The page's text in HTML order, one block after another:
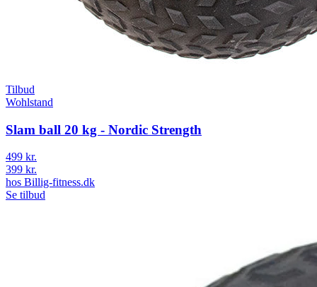
Tilbud
Wohlstand
Slam ball 20 kg - Nordic Strength
499 kr.
399 kr.
hos Billig-fitness.dk
Se tilbud